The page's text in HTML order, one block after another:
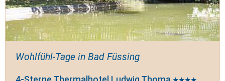
Wohlfühl-Tage in Bad Füssing